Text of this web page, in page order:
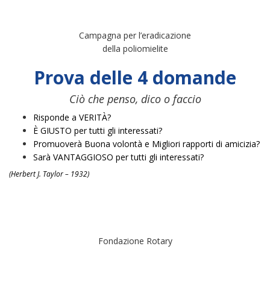
Campagna per l’eradicazione
della poliomielite
Prova delle 4 domande
Ciò che penso, dico o faccio
Risponde a VERITÀ?
È GIUSTO per tutti gli interessati?
Promuoverà Buona volontà e Migliori rapporti di amicizia?
Sarà VANTAGGIOSO per tutti gli interessati?
(Herbert J. Taylor – 1932)
Fondazione Rotary